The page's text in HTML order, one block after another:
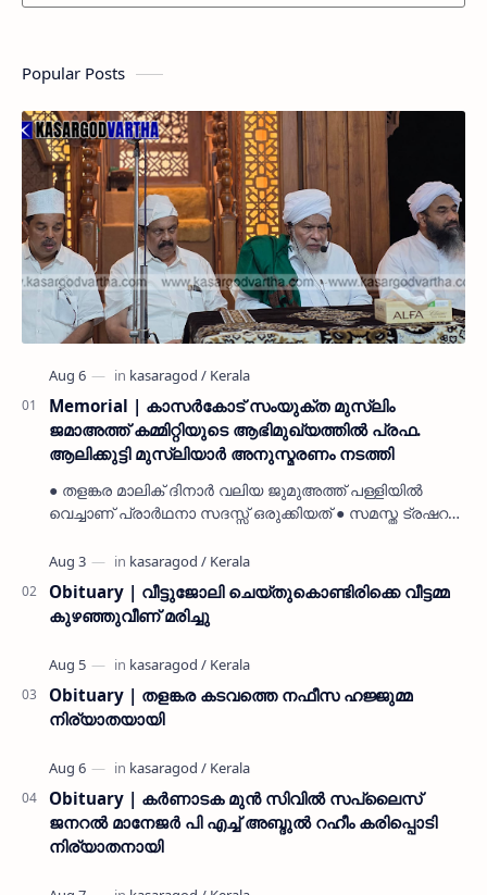
Popular Posts
Memorial | കാസർകോട് സംയുക്ത മുസ്ലിം
ജമാഅത്ത് കമ്മിറ്റിയുടെ ആഭിമുഖ്യത്തിൽ പ്രഫ.
ആലിക്കുട്ടി മുസ്ലിയാർ അനുസ്മരണം നടത്തി
● തളങ്കര മാലിക് ദിനാർ വലിയ ജുമുഅത്ത് പള്ളിയിൽ
വെച്ചാണ് പ്രാർഥനാ സദസ്സ് ഒരുക്കിയത് ● സമസ്ത ട്രഷറർ
നൽകി കാസ…
Obituary | വീട്ടുജോലി ചെയ്തുകൊണ്ടിരിക്കെ വീട്ടമ്മ
കുഴഞ്ഞുവീണ് മരിച്ചു
Obituary | തളങ്കര കടവത്തെ നഫീസ ഹജ്ജുമ്മ
നിര്യാതയായി
Obituary | കർണാടക മുൻ സിവില്‍ സപ്ലൈസ്
ജനറൽ മാനേജർ പി എച്ച് അബ്ദുൽ റഹീം കരിപ്പൊടി
നിര്യാതനായി